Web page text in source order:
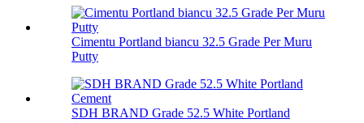
Cimentu Portland biancu 32.5 Grade Per Muru
Putty
SDH BRAND Grade 52.5 White Portland